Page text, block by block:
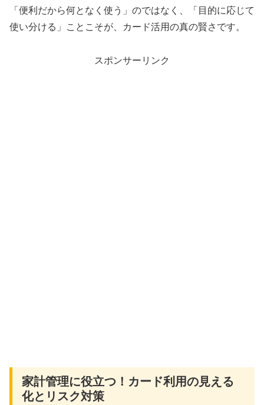
「便利だから何となく使う」のではなく、「目的に応じて
使い分ける」ことこそが、カード活用の真の賢さです。
スポンサーリンク
家計管理に役立つ！カード利用の見える
化とリスク対策